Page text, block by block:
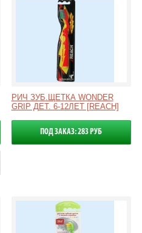
РИЧ ЗУБ.ЩЕТКА WONDER
GRIP ДЕТ. 6-12ЛЕТ [REACH]
ПОД ЗАКАЗ: 283 РУБ